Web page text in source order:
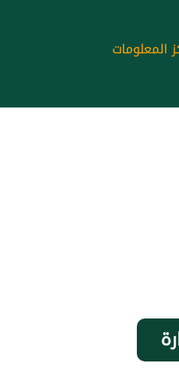
المعلومات